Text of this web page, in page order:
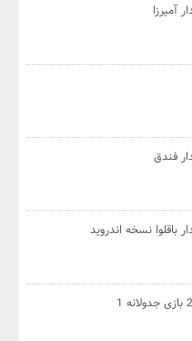
آمیرزا
فندق
باقلوا نسخه اندروید